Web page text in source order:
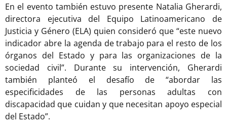
En el evento también estuvo presente Natalia Gherardi,
directora ejecutiva del Equipo Latinoamericano de
Justicia y Género (ELA) quien consideró que “este nuevo
indicador abre la agenda de trabajo para el resto de los
órganos del Estado y para las organizaciones de la
sociedad civil”. Durante su intervención, Gherardi
también planteó el desafío de “abordar las
especificidades de las personas adultas con
discapacidad que cuidan y que necesitan apoyo especial
del Estado”.